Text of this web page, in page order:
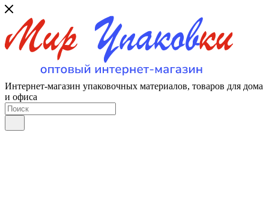
Интернет-магазин упаковочных материалов, товаров для дома
и офиса